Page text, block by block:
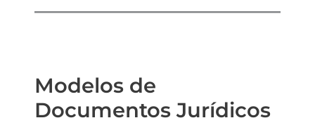
Modelos de
Documentos Jurídicos